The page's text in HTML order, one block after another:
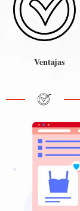
Ventajas